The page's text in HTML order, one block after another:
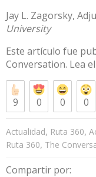
Jay L. Zagorsky,
University
Este artículo fue
Conversation. Lea el
9 0 0 0
Actualidad, Ruta 360,
Ruta 360, The
Compartir por: